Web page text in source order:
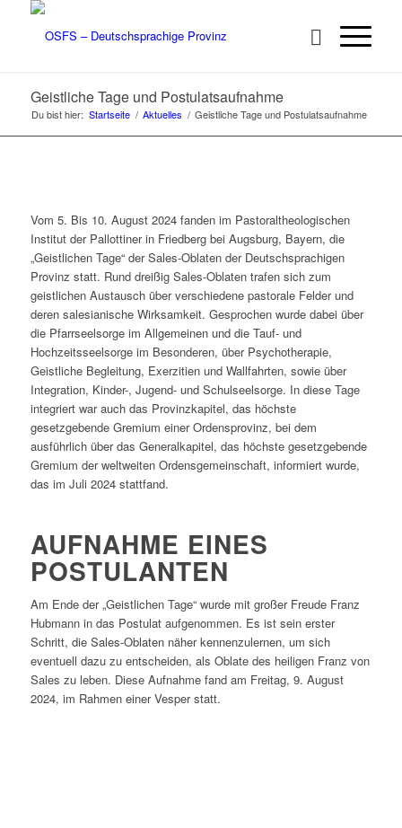
Geistliche Tage und Postulatsaufnahme
Du bist hier: Startseite / Aktuelles / Geistliche Tage und Postulatsaufnahme
Vom 5. Bis 10. August 2024 fanden im Pastoraltheologischen
Institut der Pallottiner in Friedberg bei Augsburg, Bayern, die
„Geistlichen Tage“ der Sales-Oblaten der Deutschsprachigen
Provinz statt. Rund dreißig Sales-Oblaten trafen sich zum
geistlichen Austausch über verschiedene pastorale Felder und
deren salesianische Wirksamkeit. Gesprochen wurde dabei über
die Pfarrseelsorge im Allgemeinen und die Tauf- und
Hochzeitsseelsorge im Besonderen, über Psychotherapie,
Geistliche Begleitung, Exerzitien und Wallfahrten, sowie über
Integration, Kinder-, Jugend- und Schulseelsorge. In diese Tage
integriert war auch das Provinzkapitel, das höchste
gesetzgebende Gremium einer Ordensprovinz, bei dem
ausführlich über das Generalkapitel, das höchste gesetzgebende
Gremium der weltweiten Ordensgemeinschaft, informiert wurde,
das im Juli 2024 stattfand.
AUFNAHME EINES
POSTULANTEN
Am Ende der „Geistlichen Tage“ wurde mit großer Freude Franz
Hubmann in das Postulat aufgenommen. Es ist sein erster
Schritt, die Sales-Oblaten näher kennenzulernen, um sich
eventuell dazu zu entscheiden, als Oblate des heiligen Franz von
Sales zu leben. Diese Aufnahme fand am Freitag, 9. August
2024, im Rahmen einer Vesper statt.